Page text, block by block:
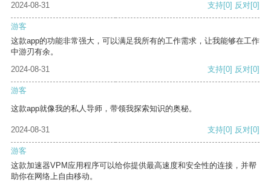
2024-08-31
支持[0] 反对[0]
游客
这款app的功能非常强大，可以满足我所有的工作需求，让我能够在工作
中游刃有余。
2024-08-31
支持[0] 反对[0]
游客
这款app就像我的私人导师，带领我探索知识的奥秘。
2024-08-31 支持[0] 反对[0]
游客
这款加速器VPM应用程序可以给你提供最高速度和安全性的连接，并帮
助你在网络上自由移动。